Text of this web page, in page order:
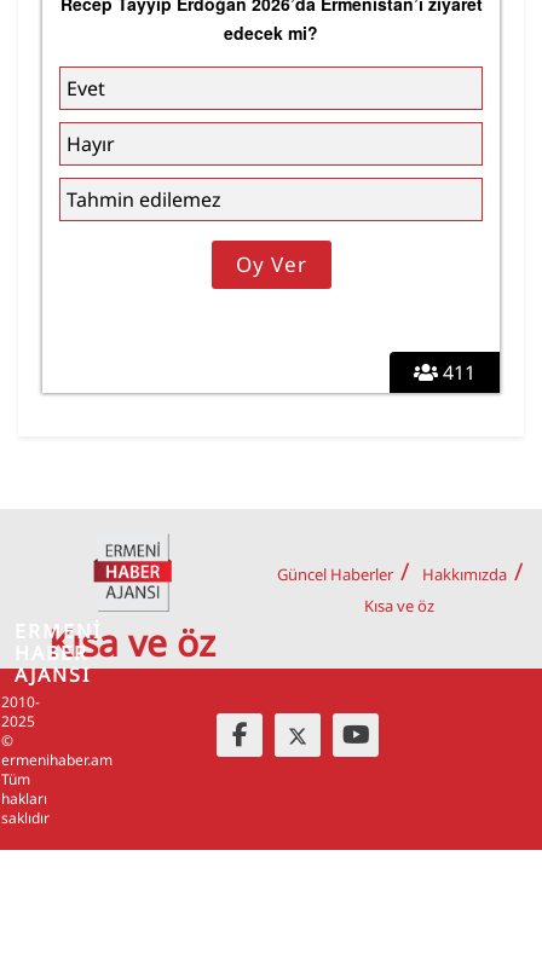
411
edecek mi?
Evet
Hayır
Tahmin edilemez
Kısa ve öz
Güncel Haberler
Hakkımızda
Kısa ve öz
2010-
2025
©
ermenihaber.am
Tüm
hakları
saklıdır
ERMENİ
HABER
AJANSI